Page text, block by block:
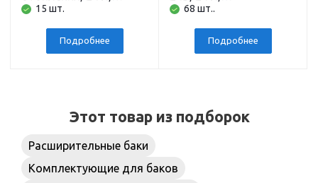
вертикальный,
подключение 1 дюйм,
15 шт.
Подробнее
вертикальный,
стальной фланец, 1
68 шт..
Подробнее
Этот товар из подборок
Расширительные баки
Комплектующие для баков